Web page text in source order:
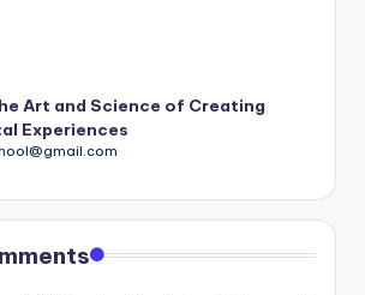
Art and Science of Creating
Experiences